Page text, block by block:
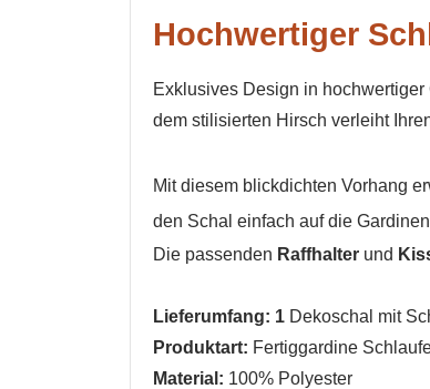
Hochwertiger
Exklusives Design in
dem stilisierten Hirsch verleiht
Mit diesem blickdichten Vorhang
den Schal einfach auf die
Die passenden Raffhalter und
Lieferumfang: 1 Dekoschal mit
Produktart: Fertiggardine
Material: 100% Polyester